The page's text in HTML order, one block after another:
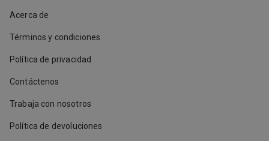
Acerca de
Términos y condiciones
Política de privacidad
Contáctenos
Trabaja con nosotros
Política de devoluciones